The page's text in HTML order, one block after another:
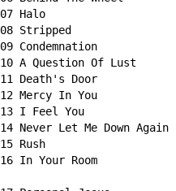
07 Halo
08 Stripped
09 Condemnation
10 A Question Of Lust
11 Death's Door
12 Mercy In You
13 I Feel You
14 Never Let Me Down Again
15 Rush
16 In Your Room